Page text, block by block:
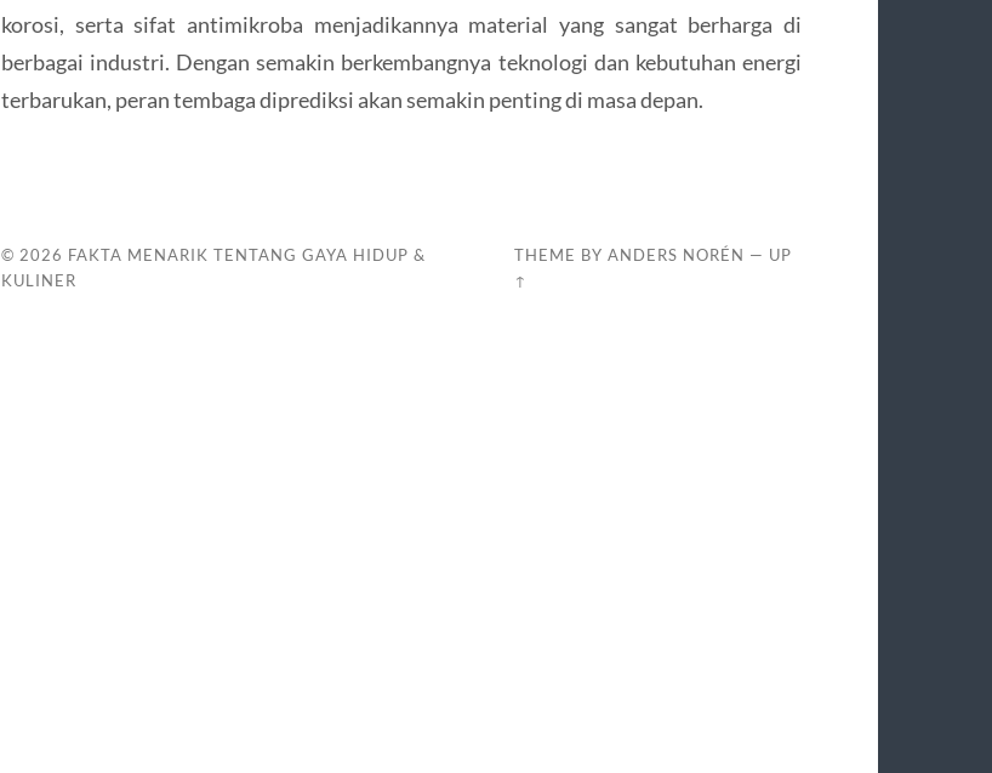
korosi, serta sifat antimikroba menjadikannya material yang sangat berharga di
berbagai industri. Dengan semakin berkembangnya teknologi dan kebutuhan energi
terbarukan, peran tembaga diprediksi akan semakin penting di masa depan.
© 2026 FAKTA MENARIK TENTANG GAYA HIDUP &
KULINER
THEME BYANDERS NORÉN — UP
↑